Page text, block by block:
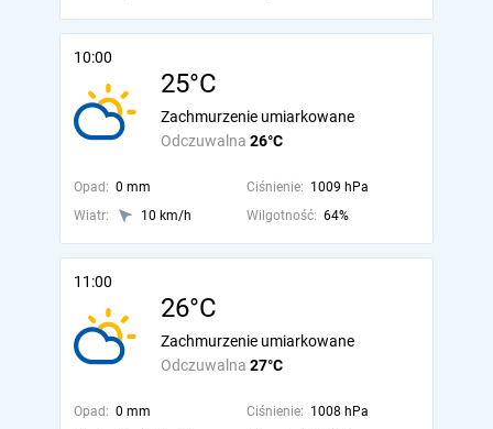
10:00
25°C
Odczuwalna 26°C
Zachmurzenie umiarkowane
Opad: 0 mm Ciśnienie: 1009 hPa
Wiatr:
10 km/h Wilgotność: 64%
11:00
26°C
Odczuwalna 27°C
Zachmurzenie umiarkowane
Opad: 0 mm Ciśnienie: 1008 hPa